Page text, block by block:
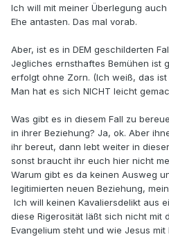
Ich will mit meiner Überlegung
Ehe antasten. Das mal vorab.
Aber, ist es in DEM geschilderten
Jegliches ernsthaftes Bemühen ist
erfolgt ohne Zorn. (Ich weiß, das ist
Man hat es sich NICHT leicht
Was gibt es in diesem Fall zu
in ihrer Beziehung? Ja, ok. Aber
ihr bereut, dann lebt weiter in
sonst braucht ihr euch hier nicht
Warum gibt es da keinen Ausweg
legitimierten neuen Beziehung,
Ich will keinen Kavaliersdelikt aus
diese Rigerosität läßt sich nicht mit
Evangelium steht und wie Jesus